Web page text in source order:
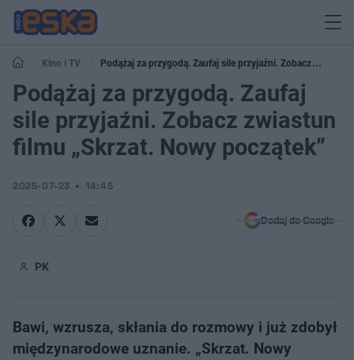
Kino i TV
Podążaj za przygodą. Zaufaj sile przyjaźni. Zobacz
zwiastun filmu „Skrzat. Nowy początek”
Podążaj za przygodą. Zaufaj
sile przyjaźni. Zobacz zwiastun
filmu „Skrzat. Nowy początek”
2025-07-23 14:45
Dodaj do Google
PK
Bawi, wzrusza, skłania do rozmowy i już zdobył
międzynarodowe uznanie. „Skrzat. Nowy